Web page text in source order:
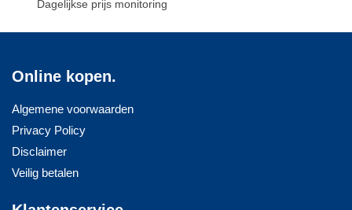
Dagelijkse prijs monitoring
Online kopen.
Algemene voorwaarden
Privacy Policy
Disclaimer
Veilig betalen